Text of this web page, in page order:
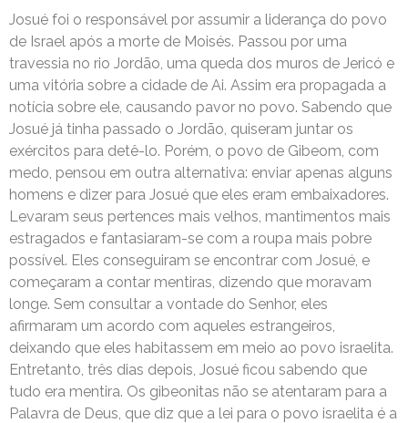
Josué foi o responsável por assumir a liderança do povo
de Israel após a morte de Moisés. Passou por uma
travessia no rio Jordão, uma queda dos muros de Jericó e
uma vitória sobre a cidade de Ai. Assim era propagada a
notícia sobre ele, causando pavor no povo. Sabendo que
Josué já tinha passado o Jordão, quiseram juntar os
exércitos para detê-lo. Porém, o povo de Gibeom, com
medo, pensou em outra alternativa: enviar apenas alguns
homens e dizer para Josué que eles eram embaixadores.
Levaram seus pertences mais velhos, mantimentos mais
estragados e fantasiaram-se com a roupa mais pobre
possível. Eles conseguiram se encontrar com Josué, e
começaram a contar mentiras, dizendo que moravam
longe. Sem consultar a vontade do Senhor, eles
afirmaram um acordo com aqueles estrangeiros,
deixando que eles habitassem em meio ao povo israelita.
Entretanto, três dias depois, Josué ficou sabendo que
tudo era mentira. Os gibeonitas não se atentaram para a
Palavra de Deus, que diz que a lei para o povo israelita é a